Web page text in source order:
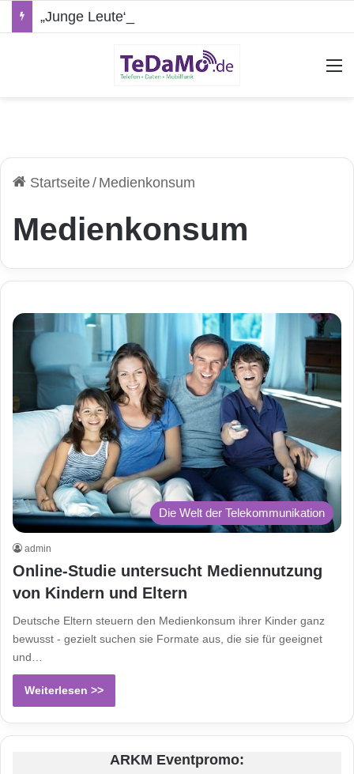
Startseite/ Medienkonsum
Medienkonsum
Die Welt der Telekommunikation
admin
Online-Studie untersucht Mediennutzung
von Kindern und Eltern
Deutsche Eltern steuern den Medienkonsum ihrer Kinder ganz
bewusst - gezielt suchen sie Formate aus, die sie für geeignet
und…
Weiterlesen >>
ARKM Eventpromo: